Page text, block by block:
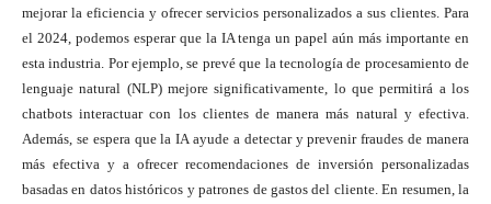
mejorar la eficiencia y ofrecer servicios personalizados a sus clientes. Para
el 2024, podemos esperar que la IA tenga un papel aún más importante en
esta industria. Por ejemplo, se prevé que la tecnología de procesamiento de
lenguaje natural (NLP) mejore significativamente, lo que permitirá a los
chatbots interactuar con los clientes de manera más natural y efectiva.
Además, se espera que la IA ayude a detectar y prevenir fraudes de manera
más efectiva y a ofrecer recomendaciones de inversión personalizadas
basadas en datos históricos y patrones de gastos del cliente. En resumen, la